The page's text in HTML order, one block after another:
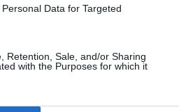
Data for Targeted
Retention, Sale, and/or Sharing
with the Purposes for which it
συνολικής αξίας 2,1